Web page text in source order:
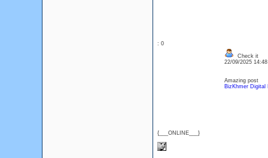
: 0
{___ONLINE___}
Check it
22/09/2025
Amazing post
BizKhmer Digital